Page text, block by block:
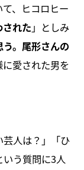
、ヒコロヒー
れた 」としみ
。尾形さんの
愛された男を
人は？」「ひ
う質問に3人